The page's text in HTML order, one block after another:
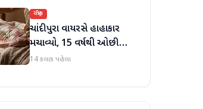
રાષ્ટ્રીય
ચાંદીપુરા વાયરસે હાહાકાર
મચાવ્યો, 15 વર્ષથી ઓછી
ઉંમરના 22 બાળકોના મોત
14 કલાક પહેલા